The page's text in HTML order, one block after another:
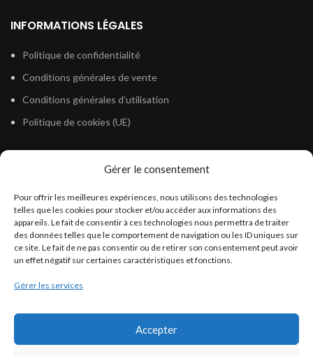
Gérer le consentement
Pour offrir les meilleures expériences, nous utilisons des technologies
telles que les cookies pour stocker et/ou accéder aux informations des
appareils. Le fait de consentir à ces technologies nous permettra de traiter
des données telles que le comportement de navigation ou les ID uniques sur
ce site. Le fait de ne pas consentir ou de retirer son consentement peut avoir
un effet négatif sur certaines caractéristiques et fonctions.
Gérer les services
Accepter
INFORMATIONS LÉGALES
Politique de confidentialité
Conditions générales de vente
Conditions générales d’utilisation
Politique de cookies (UE)
Législation Gasoil Fioul GNR
Législation Essence
Législation Adblue
Législation Eau
Législation Lubrifiant
Législation Phytosanitaire